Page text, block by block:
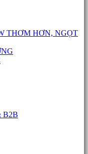
THƠM HƠN, NGỌT
B2B